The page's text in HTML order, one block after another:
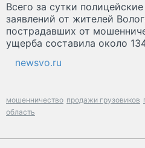
Всего за сутки
заявлений от жителей
пострадавших от
ущерба составила около
newsvo.ru
мошенничество продажи грузовиков
область